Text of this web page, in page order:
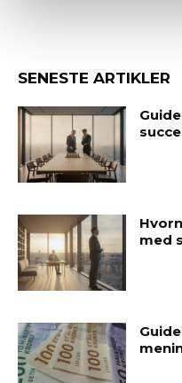
SENESTE ARTIKLER
med